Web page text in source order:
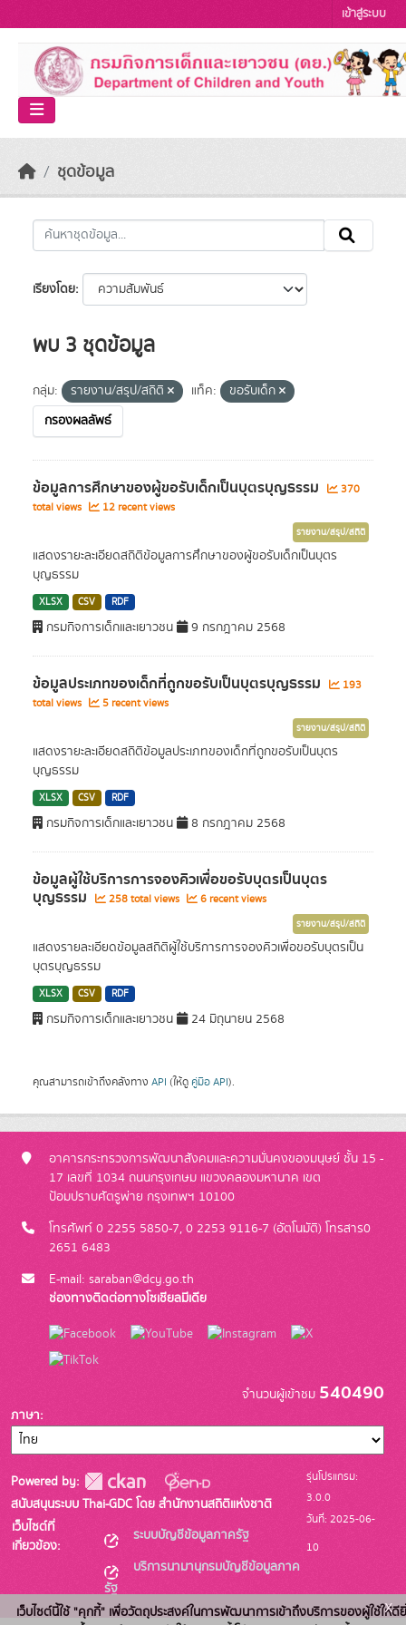
เข้าสู่ระบบ
ชุดข้อมูล
เรียงโดย
พบ 3 ชุดข้อมูล
กลุ่ม: รายงาน/สรุป/สถิติ แท็ค:
ขอรับเด็ก
กรองผลลัพธ์
ข้อมูลการศึกษาของผู้ขอรับเด็กเป็นบุตรบุญธรรม
370
total views
12 recent views
รายงาน/สรุป/สถิติ
แสดงรายะละเอียดสถิติข้อมูลการศึกษาของผู้ขอรับเด็กเป็นบุตร
บุญธรรม
XLSX CSV RDF
กรมกิจการเด็กและเยาวชน 9 กรกฎาคม 2568
ข้อมูลประเภทของเด็กที่ถูกขอรับเป็นบุตรบุญธรรม
193
total views
5 recent views
รายงาน/สรุป/สถิติ
แสดงรายะละเอียดสถิติข้อมูลประเภทของเด็กที่ถูกขอรับเป็นบุตร
บุญธรรม
XLSX CSV RDF
กรมกิจการเด็กและเยาวชน 8 กรกฎาคม 2568
ข้อมูลผู้ใช้บริการการจองคิวเพื่อขอรับบุตรเป็นบุตร
บุญธรรม 258 total views 6 recent views
รายงาน/สรุป/สถิติ
แสดงรายละเอียดข้อมูลสถิติผู้ใช้บริการการจองคิวเพื่อขอรับบุตรเป็น
บุตรบุญธรรม
XLSX CSV RDF
กรมกิจการเด็กและเยาวชน 24 มิถุนายน 2568
คุณสามารถเข้าถึงคลังทาง API (ให้ดู คู่มือ API).
อาคารกระทรวงการพัฒนาสังคมและความมั่นคงของมนุษย์ ชั้น 15 -
17 เลขที่ 1034 ถนนกรุงเกษม แขวงคลองมหานาค เขต
ป้อมปราบศัตรูพ่าย กรุงเทพฯ 10100
โทรศัพท์ 0 2255 5850-7, 0 2253 9116-7 (อัตโนมัติ) โทรสาร0
2651 6483
E-mail: saraban@dcy.go.th
ช่องทางติดต่อทางโซเชียลมีเดีย
จำนวนผู้เข้าชม 540490
ภาษา
Powered by:
สนับสนุนระบบ Thai-GDC โดย สำนักงานสถิติแห่งชาติ
เว็บไซต์ที่
เกี่ยวข้อง:
ระบบบัญชีข้อมูลภาครัฐ
บริการนามานุกรมบัญชีข้อมูลภาค
รัฐ
รุ่นโปรแกรม:
3.0.0
วันที่: 2025-06-
10
เว็บไซต์นี้ใช้ "คุกกี้" เพื่อวัตถุประสงค์ในการพัฒนาการเข้าถึงบริการของผู้ใช้ให้ดี
x